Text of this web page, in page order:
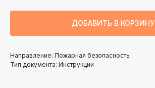
ДОБАВИТЬ В КОРЗИНУ
Направление: Пожарная безопасность
Тип документа: Инструкции